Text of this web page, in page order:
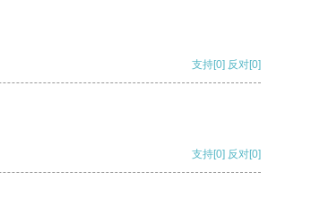
支持[0] 反对[0]
支持[0] 反对[0]